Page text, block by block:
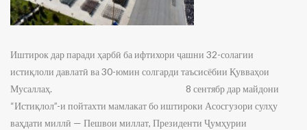
Иштирок дар паради ҳарбӣ ба ифтихори ҷашни 32-солагии
истиқлоли давлатӣ ва 30-юмин солгарди таъсисёбии Қувваҳои
Мусаллаҳ. 8 сентябр дар майдони
“Истиқлол”-и пойтахти мамлакат бо иштироки Асосгузори сулҳу
ваҳдати миллӣ — Пешвои миллат, Президенти Ҷумҳурии